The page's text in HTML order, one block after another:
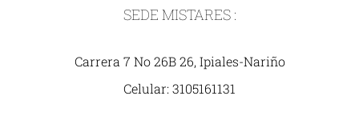
SEDE MISTARES :
Carrera 7 No 26B 26, Ipiales-Nariño
Celular: 3105161131